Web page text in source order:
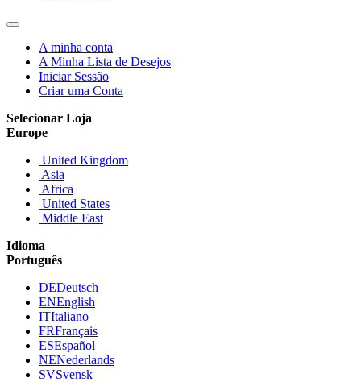
A minha conta
A Minha Lista de Desejos
Iniciar Sessão
Criar uma Conta
Selecionar Loja
Europe
United Kingdom
Asia
Africa
United States
Middle East
Idioma
Português
DEDeutsch
ENEnglish
ITItaliano
FRFrançais
ESEspañol
NENederlands
SVSvensk